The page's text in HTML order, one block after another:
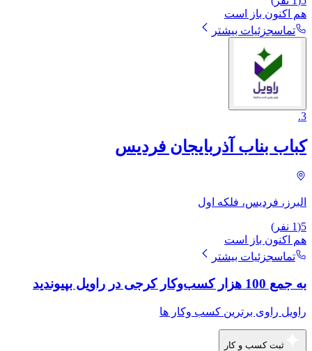
هم اکنون باز است
تماسجزئیات بیشتر
3
.
کباب بناب آذربایجان فردیس
البرز، فردیس، فلکه اول
5
(
1 نفر)
هم اکنون باز است
تماسجزئیات بیشتر
به جمع 100 هزار کسب‌وکار کرجی در راویل بپیوندید
راویل راوی برترین کسب وکار ها
ثبت کسب و کار